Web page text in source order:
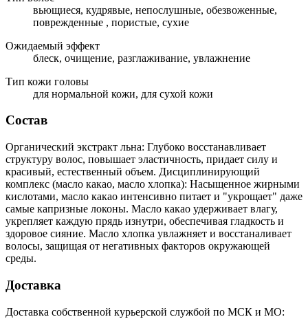
вьющиеся, кудрявые, непослушные, обезвоженные,
поврежденные , пористые, сухие
Ожидаемый эффект
блеск, очищение, разглаживание, увлажнение
Тип кожи головы
для нормальной кожи, для сухой кожи
Состав
Органический экстракт льна: Глубоко восстанавливает
структуру волос, повышает эластичность, придает силу и
красивый, естественный объем. Дисциплинирующий
комплекс (масло какао, масло хлопка): Насыщенное жирными
кислотами, масло какао интенсивно питает и "укрощает" даже
самые капризные локоны. Масло какао удерживает влагу,
укрепляет каждую прядь изнутри, обеспечивая гладкость и
здоровое сияние. Масло хлопка увлажняет и восстаналивает
волосы, защищая от негативных факторов окружающей
среды.
Доставка
Доставка собственной курьерской службой по МСК и МО: